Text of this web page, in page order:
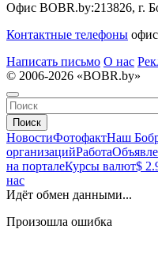
Офис BOBR.by:213826, г.
Контактные телефоны
Написать письмо О нас
© 2006-2026 «BOBR.by»
Поиск
НовостиФотофактНаш
организацийРабота
на порталеКурсы валют$
нас
Идёт обмен данными...
Произошла ошибка